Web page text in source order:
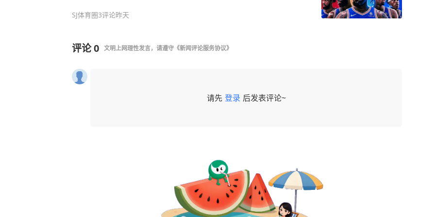
SJ体育圈3评论昨天
评论0 文明上网理性发言，请遵守 《新闻评论服务协议》
请先 登录 后发表评论~